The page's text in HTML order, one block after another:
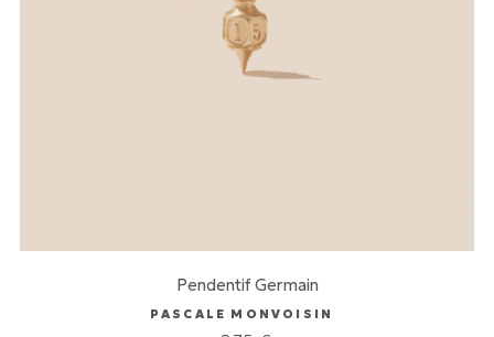
Pendentif Germain
PASCALE MONVOISIN